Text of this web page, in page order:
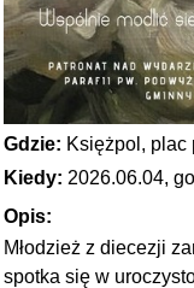
Gdzie: Księżpol, plac
Kiedy: 2026.06.04,
Opis:
Młodzież z diecezji
spotka się w